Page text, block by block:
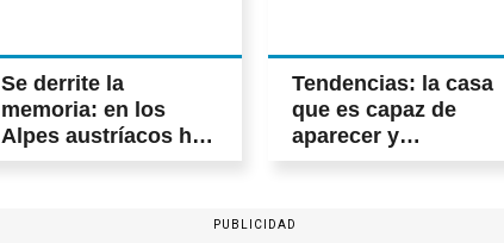
Se derrite la
memoria: en los
Alpes austríacos hay
temor por el deshielo
Tendencias: la casa
que es capaz de
aparecer y
desaparecer
PUBLICIDAD